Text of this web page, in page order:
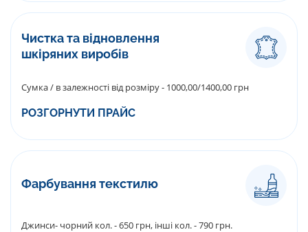
Чистка та відновлення
шкіряних виробів
Сумка / в залежності від розміру - 1000,00/1400,00 грн
РОЗГОРНУТИ ПРАЙС
Фарбування текстилю
Джинси- чорний кол. - 650 грн, інші кол. - 790 грн.